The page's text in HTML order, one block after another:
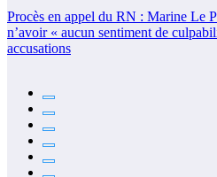
Procès en appel du RN : Marine Le
n’avoir « aucun sentiment de
accusations